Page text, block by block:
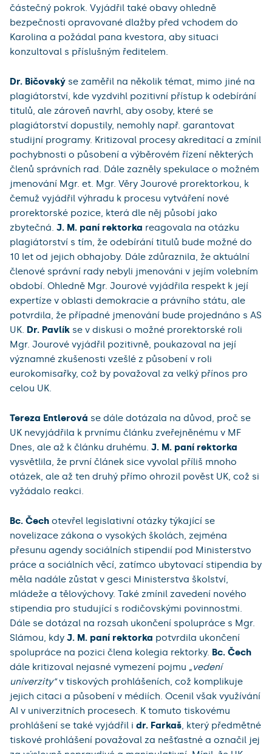
částečný pokrok. Vyjádřil také obavy ohledně
bezpečnosti opravované dlažby před vchodem do
Karolina a požádal pana kvestora, aby situaci
konzultoval s příslušným ředitelem.
Dr. Bičovský se zaměřil na několik témat, mimo jiné na
plagiátorství, kde vyzdvihl pozitivní přístup k odebírání
titulů, ale zároveň navrhl, aby osoby, které se
plagiátorství dopustily, nemohly např. garantovat
studijní programy. Kritizoval procesy akreditací a zmínil
pochybnosti o působení a výběrovém řízení některých
členů správních rad. Dále zazněly spekulace o možném
jmenování Mgr. et. Mgr. Věry Jourové prorektorkou, k
čemuž vyjádřil výhradu k procesu vytváření nové
prorektorské pozice, která dle něj působí jako
zbytečná. J. M. paní rektorka reagovala na otázku
plagiátorství s tím, že odebírání titulů bude možné do
10 let od jejich obhajoby. Dále zdůraznila, že aktuální
členové správní rady nebyli jmenováni v jejím volebním
období. Ohledně Mgr. Jourové vyjádřila respekt k její
expertíze v oblasti demokracie a právního státu, ale
potvrdila, že případné jmenování bude projednáno s AS
UK. Dr. Pavlík se v diskusi o možné prorektorské roli
Mgr. Jourové vyjádřil pozitivně, poukazoval na její
významné zkušenosti vzešlé z působení v roli
eurokomisařky, což by považoval za velký přínos pro
celou UK.
Tereza Entlerová se dále dotázala na důvod, proč se
UK nevyjádřila k prvnímu článku zveřejněnému v MF
Dnes, ale až k článku druhému. J. M. paní rektorka
vysvětlila, že první článek sice vyvolal příliš mnoho
otázek, ale až ten druhý přímo ohrozil pověst UK, což si
vyžádalo reakci.
Bc. Čech otevřel legislativní otázky týkající se
novelizace zákona o vysokých školách, zejména
přesunu agendy sociálních stipendií pod Ministerstvo
práce a sociálních věcí, zatímco ubytovací stipendia by
měla nadále zůstat v gesci Ministerstva školství,
mládeže a tělovýchovy. Také zmínil zavedení nového
stipendia pro studující s rodičovskými povinnostmi.
Dále se dotázal na rozsah ukončení spolupráce s Mgr.
Slámou, kdy J. M. paní rektorka potvrdila ukončení
spolupráce na pozici člena kolegia rektorky. Bc. Čech
dále kritizoval nejasné vymezení pojmu „vedení
univerzity“v tiskových prohlášeních, což komplikuje
jejich citaci a působení v médiích. Ocenil však využívání
AI v univerzitních procesech. K tomuto tiskovému
prohlášení se také vyjádřil i dr. Farkaš, který předmětné
tiskové prohlášení považoval za nešťastné a označil jej